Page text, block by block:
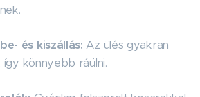
és kiszállás: Az ülés gyakran
könnyebb ráülni.